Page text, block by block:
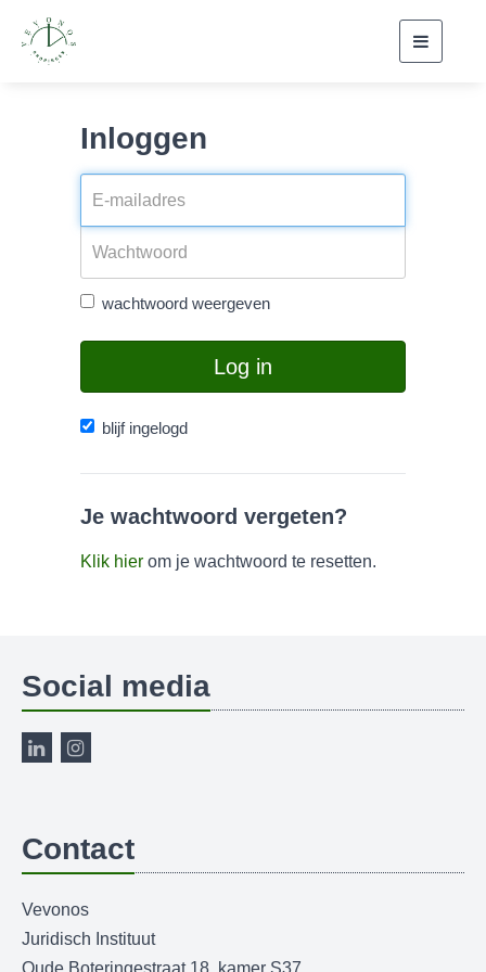
Inloggen
wachtwoord weergeven
Log in
blijf ingelogd
Je wachtwoord vergeten?
Klik hier om je wachtwoord te resetten.
Social media
Contact
Vevonos
Juridisch Instituut
Oude Boteringestraat 18, kamer S37